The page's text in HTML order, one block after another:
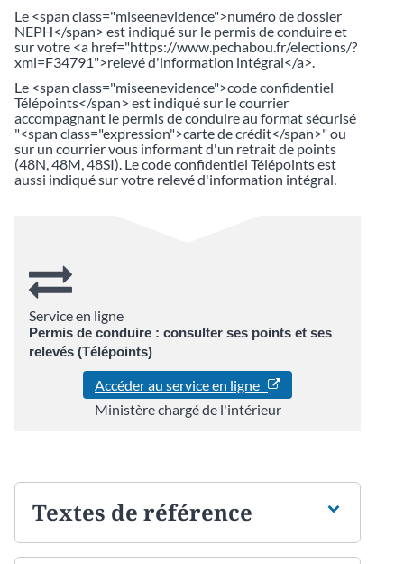
Le <span class="miseenevidence">numéro de dossier
NEPH</span> est indiqué sur le permis de conduire et
sur votre <a href="https://www.pechabou.fr/elections/?
xml=F34791">relevé d'information intégral</a>.
Le <span class="miseenevidence">code confidentiel
Télépoints</span> est indiqué sur le courrier
accompagnant le permis de conduire au format sécurisé
"<span class="expression">carte de crédit</span>" ou
sur un courrier vous informant d'un retrait de points
(48N, 48M, 48SI). Le code confidentiel Télépoints est
aussi indiqué sur votre relevé d'information intégral.
Service en ligne
Permis de conduire : consulter ses points et ses
relevés (Télépoints)
Accéder au service en ligne
Ministère chargé de l'intérieur
Textes de référence